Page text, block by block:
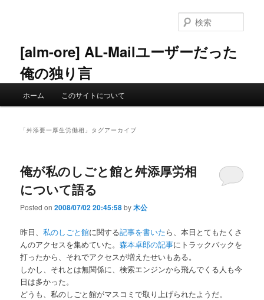
ン
へ
ツ
移
[alm-ore] AL-Mailユーザーだった
俺の独り言
索
ホーム このサイトについて
「舛添要一厚生労働相 」タグアーカイブ
俺が私のしごと館と舛添厚労相
について語る
Posted on2008/07/02 20:45:58by木公
昨日、私のしごと館に関する記事を書いたら、本日とてもたくさ
んのアクセスを集めていた。森本卓郎の記事にトラックバックを
打ったから、それでアクセスが増えたせいもある。
しかし、それとは無関係に、検索エンジンから飛んでくる人も今
日は多かった。
どうも、私のしごと館がマスコミで取り上げられたようだ。